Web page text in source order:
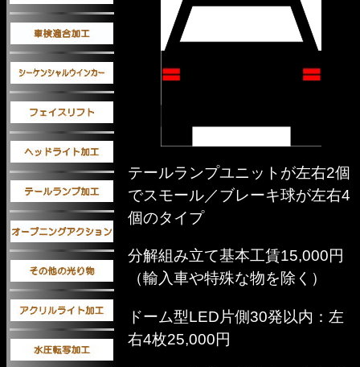
テールランプユニットが左右2個
でスモール／ブレーキ球が左右4
個のタイプ
分解組み立て基本工賃15,000円
（輸入車や特殊な物を除く）
ドーム型LED片側30発以内：左
右4枚25,000円